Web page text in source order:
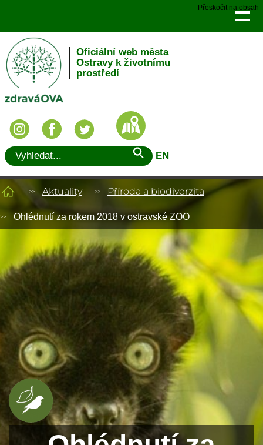
Přeskočit na obsah
Oficiální web města
Ostravy k životnímu
prostředí
EN
Aktuality Příroda a biodiverzita
Ohlédnutí za rokem 2018 v ostravské ZOO